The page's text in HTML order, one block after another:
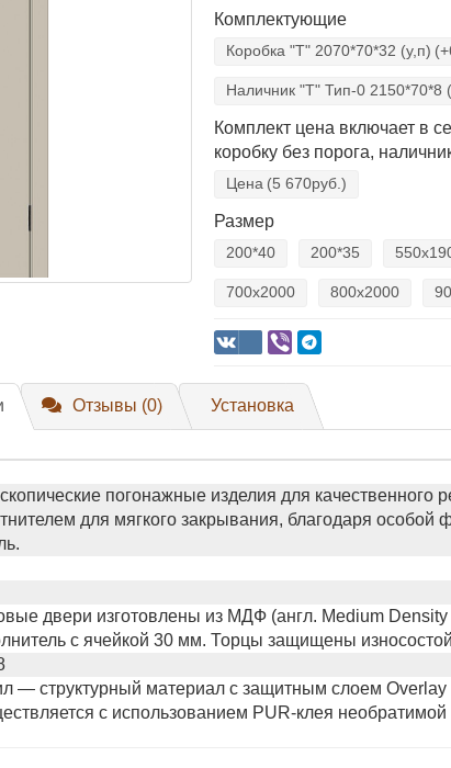
Комплектующие
Коробка "Т" 2070*70*32 (у,п)
Наличник "Т" Тип-0 2150*70*8
Комплект цена включает в
коробку без порога,
Цена (5 670руб.)
Размер
200*40 200*35
700x2000 800x2000
Отзывы (0) Установка
погонажные изделия для качественного
для мягкого закрывания, благодаря особой
двери изготовлены из МДФ (англ. Medium
с ячейкой 30 мм. Торцы защищены
— структурный материал с защитным слоем
с использованием PUR-клея